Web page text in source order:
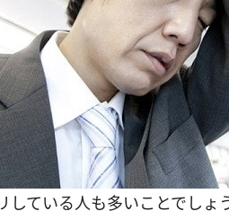
している人も多いことでしょ